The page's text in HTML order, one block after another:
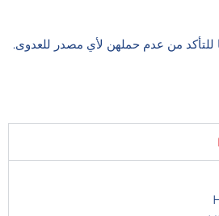
للتأكد من عدم حملهن لأي مصدر للعدوى.